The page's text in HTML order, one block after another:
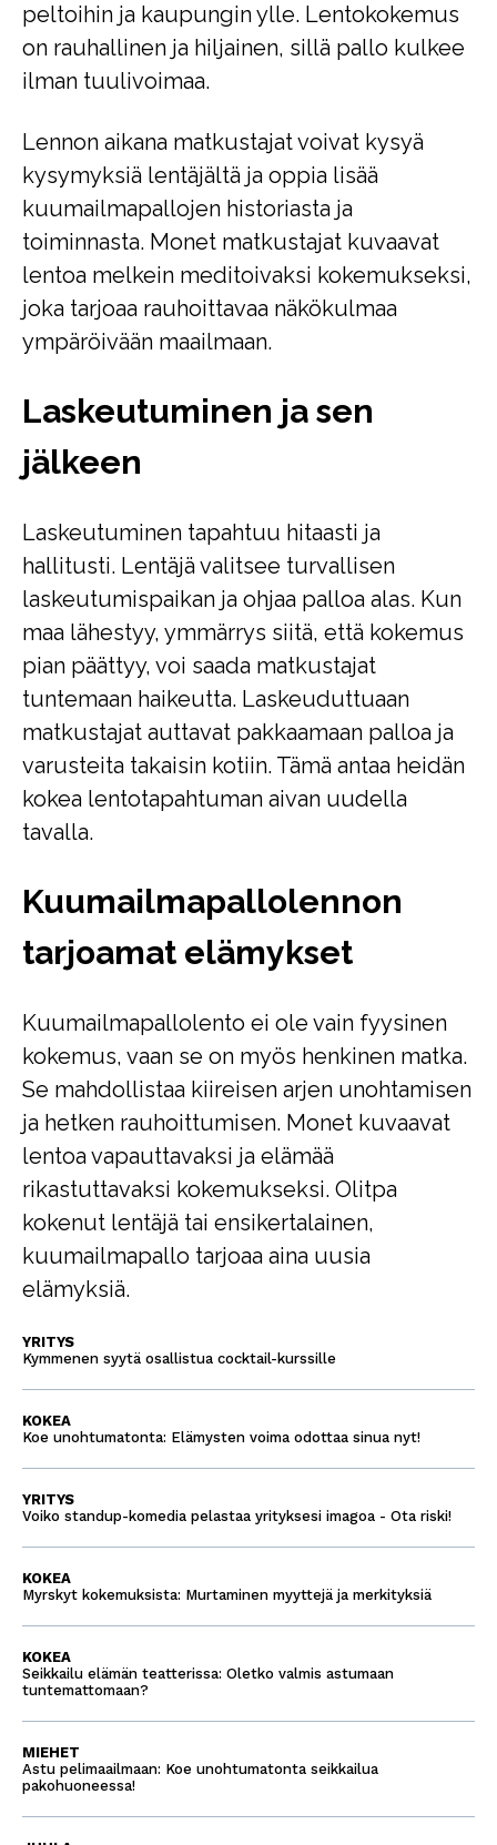
peltoihin ja kaupungin ylle. Lentokokemus
on rauhallinen ja hiljainen, sillä pallo kulkee
ilman tuulivoimaa.
Lennon aikana matkustajat voivat kysyä
kysymyksiä lentäjältä ja oppia lisää
kuumailmapallojen historiasta ja
toiminnasta. Monet matkustajat kuvaavat
lentoa melkein meditoivaksi kokemukseksi,
joka tarjoaa rauhoittavaa näkökulmaa
ympäröivään maailmaan.
Laskeutuminen ja sen
jälkeen
Laskeutuminen tapahtuu hitaasti ja
hallitusti. Lentäjä valitsee turvallisen
laskeutumispaikan ja ohjaa palloa alas. Kun
maa lähestyy, ymmärrys siitä, että kokemus
pian päättyy, voi saada matkustajat
tuntemaan haikeutta. Laskeuduttuaan
matkustajat auttavat pakkaamaan palloa ja
varusteita takaisin kotiin. Tämä antaa heidän
kokea lentotapahtuman aivan uudella
tavalla.
Kuumailmapallolennon
tarjoamat elämykset
Kuumailmapallolento ei ole vain fyysinen
kokemus, vaan se on myös henkinen matka.
Se mahdollistaa kiireisen arjen unohtamisen
ja hetken rauhoittumisen. Monet kuvaavat
lentoa vapauttavaksi ja elämää
rikastuttavaksi kokemukseksi. Olitpa
kokenut lentäjä tai ensikertalainen,
kuumailmapallo tarjoaa aina uusia
elämyksiä.
Kymmenen syytä osallistua cocktail-kurssille
YRITYS
Koe unohtumatonta: Elämysten voima odottaa sinua nyt!
KOKEA
Voiko standup-komedia pelastaa yrityksesi imagoa - Ota riski!
YRITYS
Myrskyt kokemuksista: Murtaminen myyttejä ja merkityksiä
KOKEA
Seikkailu elämän teatterissa: Oletko valmis astumaan
tuntemattomaan?
KOKEA
Astu pelimaailmaan: Koe unohtumatonta seikkailua
pakohuoneessa!
MIEHET